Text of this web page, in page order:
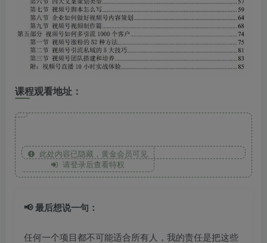
课程观看地址：
此处内容已隐藏，黄金会员可见
请登录后查看特权
📢 最后想说一句：
任何一个项目都不可能适合所有人，我的责任是把这些